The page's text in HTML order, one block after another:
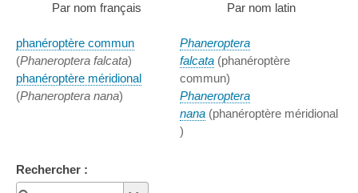
Par nom français Par nom latin
phanéroptère commun
(Phaneroptera falcata)
phanéroptère méridional
(Phaneroptera nana)
Phaneroptera
falcata (phanéroptère
commun)
Phaneroptera
nana (phanéroptère méridional
)
Rechercher :